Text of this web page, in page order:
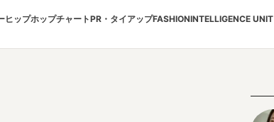
ヒップホップチャートPR・タイアップFASHIONINTELLIGENCE UNIT